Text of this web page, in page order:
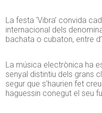
La festa ‘Vibra’ convida
internacional dels
bachata o cubaton, entre
La música electrònica ha
senyal distintiu dels grans
segur que s’haurien fet
haguessin conegut el seu